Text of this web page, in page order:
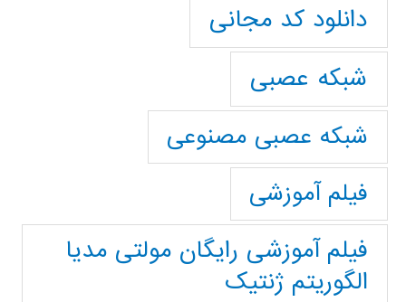
دانلود کد مجانی
شبکه عصبی
شبکه عصبی مصنوعی
فیلم آموزشی
فیلم آموزشی رایگان مولتی مدیا
الگوریتم ژنتیک